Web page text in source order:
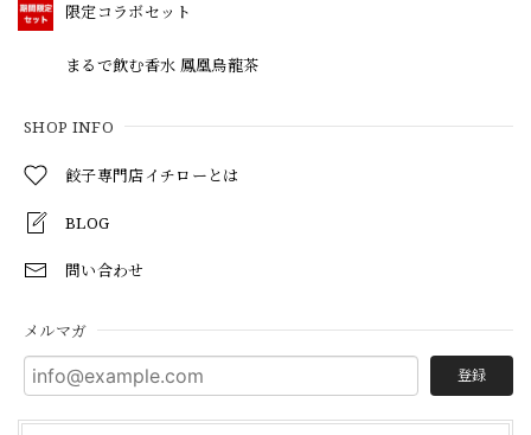
限定コラボセット
まるで飲む香水 鳳凰烏龍茶
SHOP INFO
餃子専門店イチローとは
BLOG
問い合わせ
メルマガ
登録